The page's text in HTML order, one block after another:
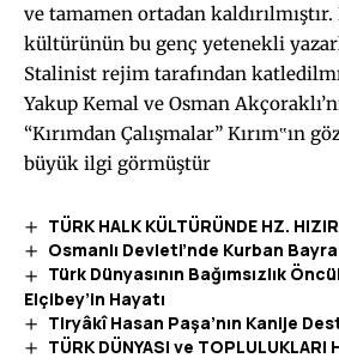
ve tamamen ortadan kaldırılmıştır.
kültürünün bu genç yetenekli
Stalinist rejim tarafından
Yakup Kemal ve Osman
“Kırımdan Çalışmalar” Kırım‟ın
büyük ilgi görmüştür
TÜRK HALK KÜLTÜRÜNDE HZ.
Osmanlı Devleti’nde Kurban
Türk Dünyasının Bağımsızlık
Elçibey’in Hayatı
Tiryâkî Hasan Paşa’nın Kanije
TÜRK DÜNYASI ve TOPLULUKLARI